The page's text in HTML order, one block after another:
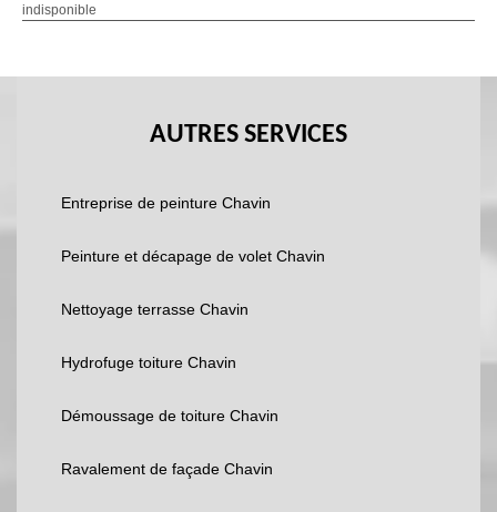
indisponible
AUTRES SERVICES
Entreprise de peinture Chavin
Peinture et décapage de volet Chavin
Nettoyage terrasse Chavin
Hydrofuge toiture Chavin
Démoussage de toiture Chavin
Ravalement de façade Chavin